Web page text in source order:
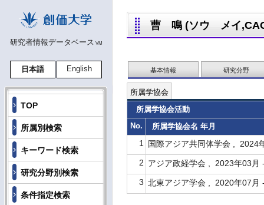
研究者情報データベース VM
日本語 English
TOP
所属別検索
キーワード検索
研究分野別検索
条件指定検索
曹 鳴 (ソウ メイ
基本情報 研究分野
所属学協会
所属学協会活動
No.
所属学協会名 年月
1
国際アジア共同体学会 , 2024
2 アジア政経学会 , 2023年03月
3 北東アジア学会 , 2020年07月